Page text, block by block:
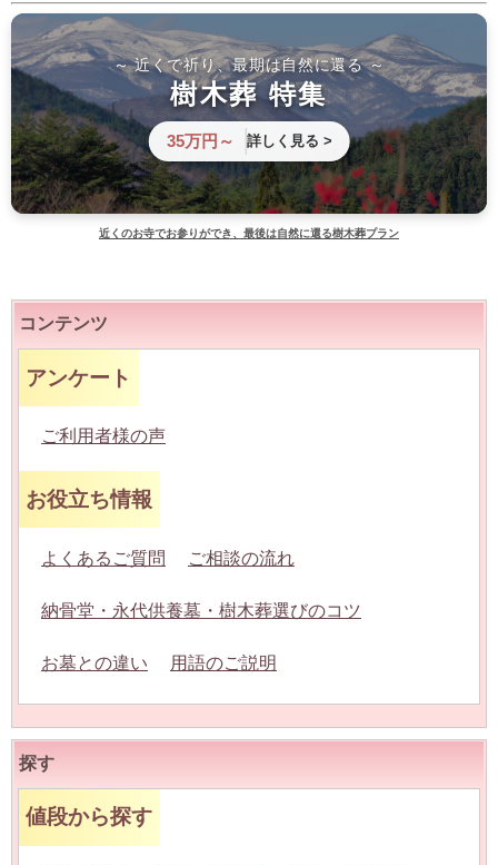
～ 近くで祈り、最期は自然に還る ～
樹木葬 特集
35万円～ 詳しく見る >
近くのお寺でお参りができ、最後は自然に還る樹木葬プラン
コンテンツ
アンケート
ご利用者様の声
お役立ち情報
よくあるご質問 ご相談の流れ
納骨堂・永代供養墓・樹木葬選びのコツ
お墓との違い 用語のご説明
探す
値段から探す